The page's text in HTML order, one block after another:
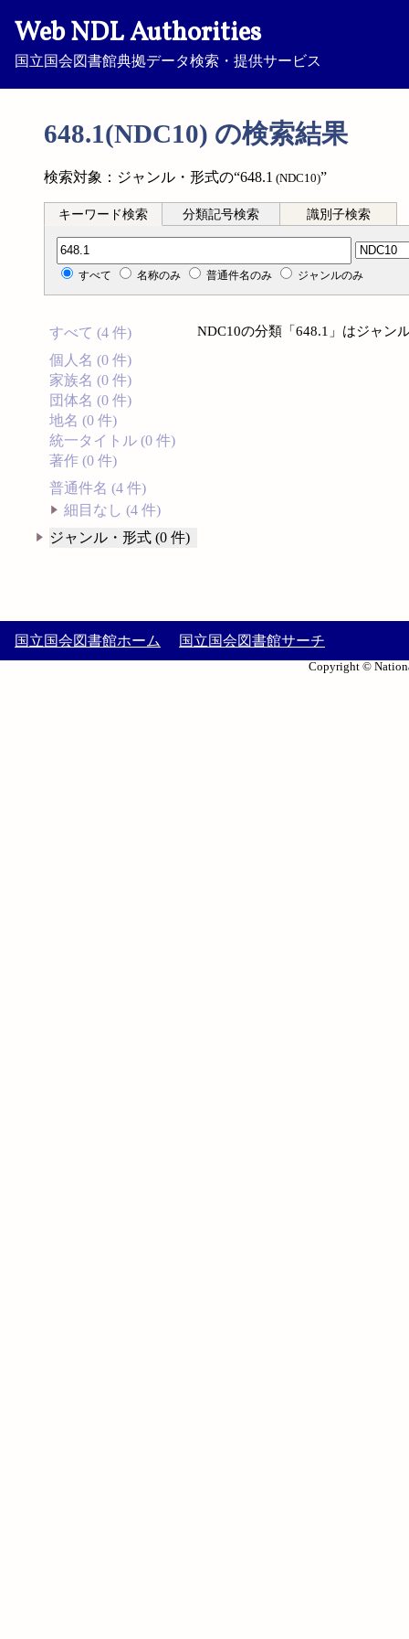
Web NDL Authorities
国立国会図書館典拠データ検索・提供サービス
648.1(NDC10) の検索結果
検索対象：ジャンル・形式の“648.1 (NDC10)”
キーワード検索 分類記号検索 識別子検索
分類記号検索
すべて 名称のみ 普通件名のみ ジャンルのみ
すべて (4 件)
個人名 (0 件)
家族名 (0 件)
団体名 (0 件)
地名 (0 件)
統一タイトル (0 件)
著作 (0 件)
普通件名 (4 件)
細目なし (4 件)
ジャンル・形式 (0 件)
NDC10の分類「648.1」はジャン
国立国会図書館ホーム 国立国会図書館サーチ
Copyright ©